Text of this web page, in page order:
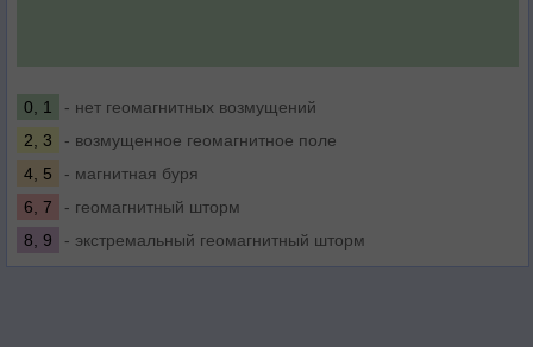
0, 1
- нет геомагнитных возмущений
2, 3
- возмущенное геомагнитное поле
4, 5
- магнитная буря
6, 7
- геомагнитный шторм
8, 9
- экстремальный геомагнитный шторм